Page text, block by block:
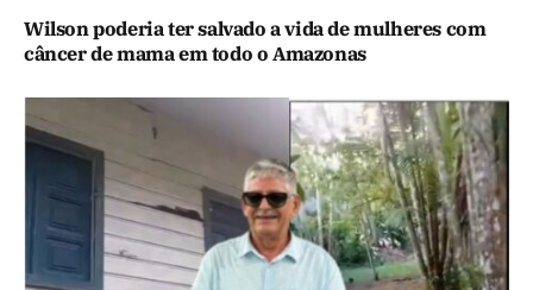
Wilson poderia ter salvado a vida de mulheres com
câncer de mama em todo o Amazonas